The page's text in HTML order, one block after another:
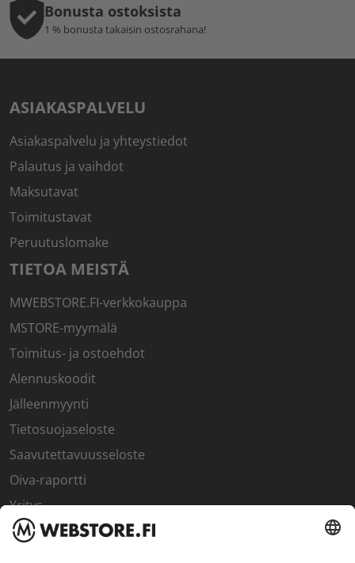
Bonusta ostoksista
1 % bonusta takaisin ostosrahana!
ASIAKASPALVELU
Asiakaspalvelu ja yhteystiedot
Palautus ja vaihdot
Maksutavat
Toimitustavat
Peruutuslomake
TIETOA MEISTÄ
MWEBSTORE.FI-verkkokauppa
MSTORE-myymälä
Toimitus- ja ostoehdot
Alennuskoodit
Jälleenmyynti
Tietosuojaseloste
Saavutettavuusseloste
Oiva-raportti
Yritys
SISÄPIIRI